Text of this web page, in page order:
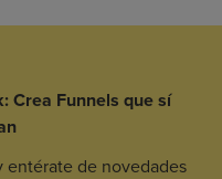
Crea Funnels que sí
entérate de novedades